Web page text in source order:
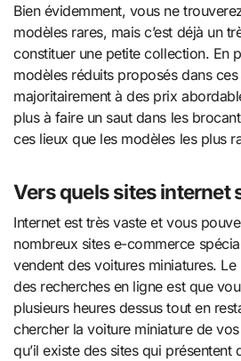
Bien évidemment, vous ne
modèles rares, mais c’est déjà un
constituer une petite collection. En
modèles réduits proposés dans
majoritairement à des prix
plus à faire un saut dans les
ces lieux que les modèles les plus
Vers quels sites internet
Internet est très vaste et vous
nombreux sites e-commerce
vendent des voitures miniatures.
des recherches en ligne est que
plusieurs heures dessus tout en
chercher la voiture miniature de vos
qu’il existe des sites qui